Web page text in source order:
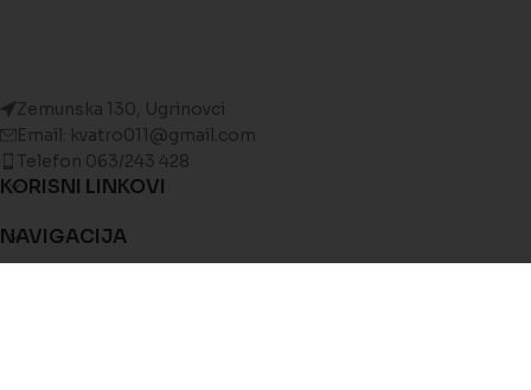
Zemunska 130, Ugrinovci
Email: kvatro011@gmail.com
Telefon 063/243 428
KORISNI LINKOVI
NAVIGACIJA